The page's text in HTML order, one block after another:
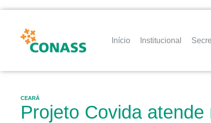
Início Institucional
CEARÁ
Projeto Covida